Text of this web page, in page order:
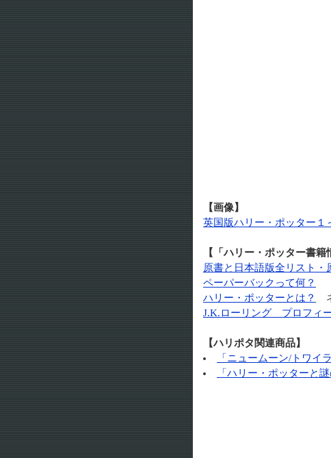
【画像】
英国版ハリー・ポッター１
【「ハリー・ポッター書籍
原書と日本語版全リスト・
ペーパーバックって何？
ハリー・ポッターとは？
J.K.ローリング プロフィ
【ハリポタ関連商品】
「ニュームーン/トワイ
「ハリー・ポッターと